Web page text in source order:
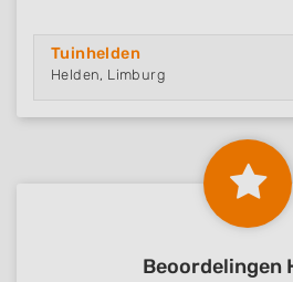
Tuinhelden
Helden, Limburg
Beoordelingen